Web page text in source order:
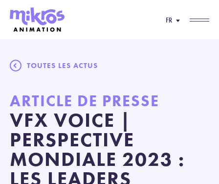
FR
TOUTES LES ACTUS
ARTICLE DE PRESSE
VFX VOICE |
PERSPECTIVE
MONDIALE 2023 :
LES LEADERS